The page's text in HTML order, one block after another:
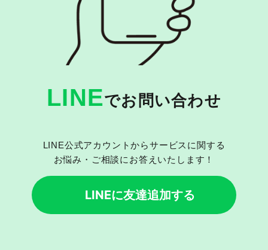
LINEでお問い合わせ
LINE公式アカウントからサービスに関する
お悩み・ご相談にお答えいたします！
LINEに友達追加する